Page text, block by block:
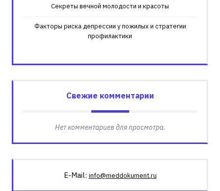
Секреты вечной молодости и красоты
Факторы риска депрессии у пожилых и стратегии
профилактики
Свежие комментарии
Нет комментариев для просмотра.
E-Mail: info@meddokument.ru